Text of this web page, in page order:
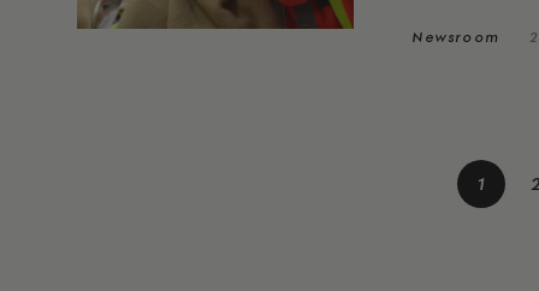
Newsroom
1 2